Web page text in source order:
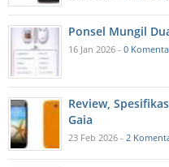
Ponsel Mungil
16 Jan 2026 - 0
Review,
Gaia
23 Feb 2026 - 2